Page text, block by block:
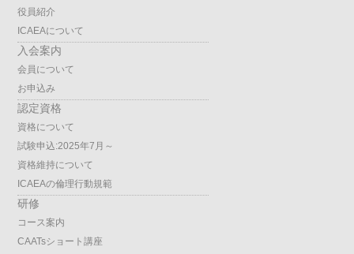
役員紹介
ICAEAについて
入会案内
会員について
お申込み
認定資格
資格について
試験申込:2025年7月～
資格維持について
ICAEAの倫理行動規範
研修
コース案内
CAATsショート講座